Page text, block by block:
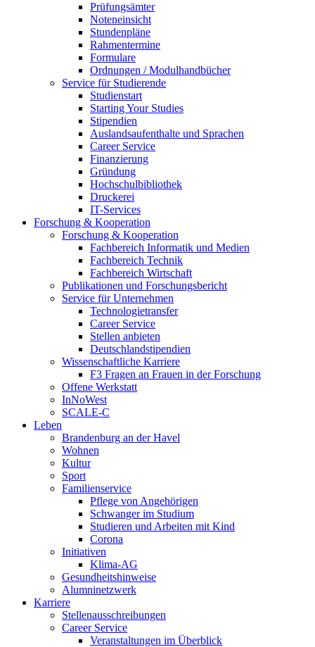
Prüfungsämter
Noteneinsicht
Stundenpläne
Rahmentermine
Formulare
Ordnungen / Modulhandbücher
Service für Studierende
Studienstart
Starting Your Studies
Stipendien
Auslandsaufenthalte und Sprachen
Career Service
Finanzierung
Gründung
Hochschulbibliothek
Druckerei
IT-Services
Forschung & Kooperation
Forschung & Kooperation
Fachbereich Informatik und Medien
Fachbereich Technik
Fachbereich Wirtschaft
Publikationen und Forschungsbericht
Service für Unternehmen
Technologietransfer
Career Service
Stellen anbieten
Deutschlandstipendien
Wissenschaftliche Karriere
F3 Fragen an Frauen in der Forschung
Offene Werkstatt
InNoWest
SCALE-C
Leben
Brandenburg an der Havel
Wohnen
Kultur
Sport
Familienservice
Pflege von Angehörigen
Schwanger im Studium
Studieren und Arbeiten mit Kind
Corona
Initiativen
Klima-AG
Gesundheitshinweise
Alumninetzwerk
Karriere
Stellenausschreibungen
Career Service
Veranstaltungen im Überblick